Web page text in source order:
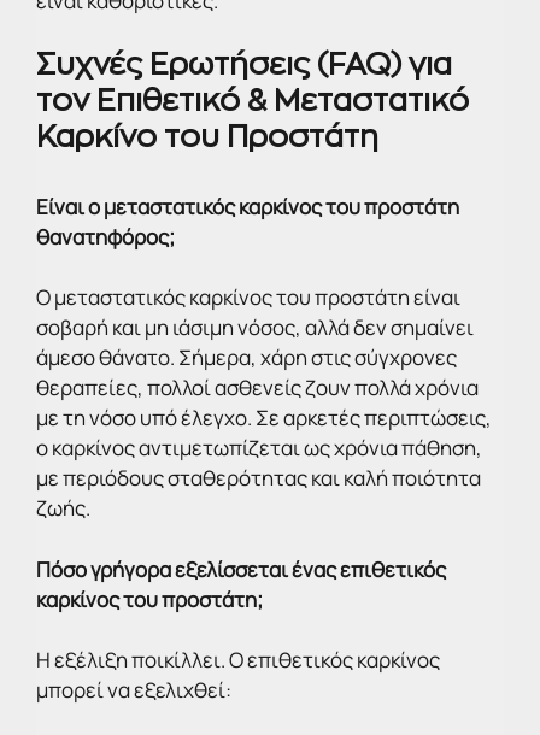
Συχνές Ερωτήσεις (FAQ) για
τον Επιθετικό & Μεταστατικό
Καρκίνο του Προστάτη
Είναι ο μεταστατικός καρκίνος του προστάτη
θανατηφόρος;
Ο μεταστατικός καρκίνος του προστάτη είναι
σοβαρή και μη ιάσιμη νόσος, αλλά δεν σημαίνει
άμεσο θάνατο. Σήμερα, χάρη στις σύγχρονες
θεραπείες, πολλοί ασθενείς ζουν πολλά χρόνια
με τη νόσο υπό έλεγχο. Σε αρκετές περιπτώσεις,
ο καρκίνος αντιμετωπίζεται ως χρόνια πάθηση,
με περιόδους σταθερότητας και καλή ποιότητα
ζωής.
Πόσο γρήγορα εξελίσσεται ένας επιθετικός
καρκίνος του προστάτη;
Η εξέλιξη ποικίλλει. Ο επιθετικός καρκίνος
μπορεί να εξελιχθεί: